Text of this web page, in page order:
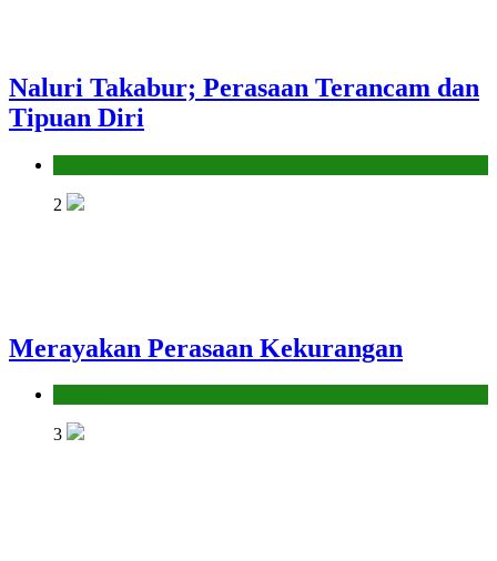
Naluri Takabur; Perasaan Terancam dan
Tipuan Diri
2
Merayakan Perasaan Kekurangan
3